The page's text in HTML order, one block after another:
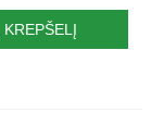
KREPŠELĮ